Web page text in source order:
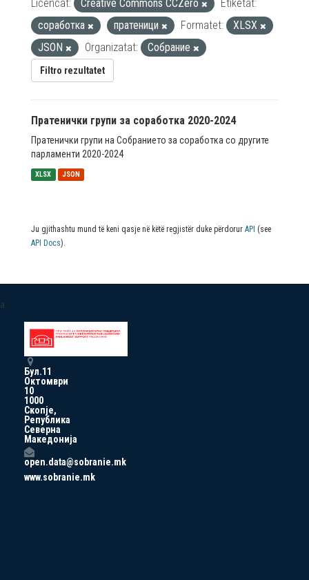
Licencat: Creative Commons CCZero
Etiketat:
соработка
пратеници Formatet:
XLSX
JSON
Organizatat: Собрание
Filtro rezultatet
Пратенички групи за соработка 2020-2024
Пратенички групи на Собранието за соработка со другите
парламенти 2020-2024
XLSX JSON
Ju gjithashtu mund të keni qasje në këtë regjistër duke përdorur API (see
API Docs).
a
Бул.11
Октомври
10
1000
Скопје,
Република
Северна
Македонија
open.data@sobranie.mk
www.sobranie.mk